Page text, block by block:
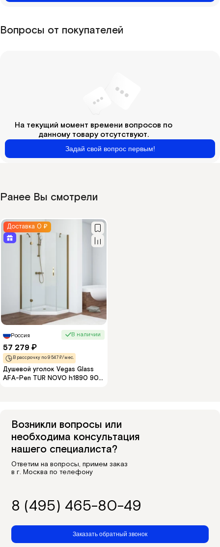
Вопросы от покупателей
На текущий момент времени вопросов по
данному товару отсутствуют.
Задай свой вопрос первым!
Ранее Вы смотрели
Доставка 0 ₽
Россия В наличии
57 279 ₽
В рассрочку по 9 547 ₽/мес.
Душевой уголок Vegas Glass
AFA-Pen TUR NOVO h1890 90
Возникли вопросы или
необходима консультация
нашего специалиста?
Ответим на вопросы, примем заказ
в г. Москва по телефону
8 (495) 465-80-49
Заказать обратный звонок